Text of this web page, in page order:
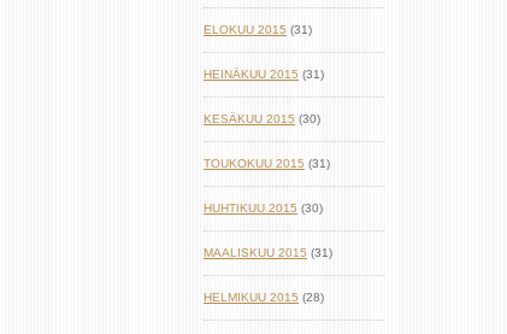
ELOKUU 2015 (31)
HEINÄKUU 2015 (31)
KESÄKUU 2015 (30)
TOUKOKUU 2015 (31)
HUHTIKUU 2015 (30)
MAALISKUU 2015 (31)
HELMIKUU 2015 (28)